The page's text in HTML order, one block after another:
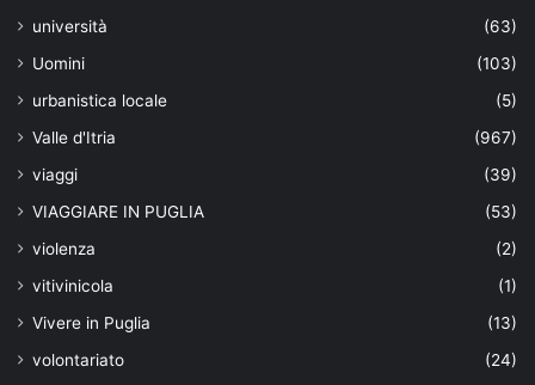
università
(63)
Uomini
(103)
urbanistica locale
(5)
Valle d'Itria
(967)
viaggi
(39)
VIAGGIARE IN PUGLIA
(53)
violenza
(2)
vitivinicola
(1)
Vivere in Puglia
(13)
volontariato
(24)